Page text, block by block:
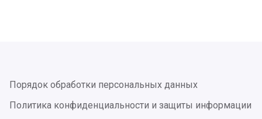
Порядок обработки персональных данных
Политика конфиденциальности и защиты информации